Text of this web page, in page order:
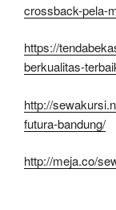
crossback-pela-
https://
berkualitas-
http://
futura-bandung/
http://meja.co/